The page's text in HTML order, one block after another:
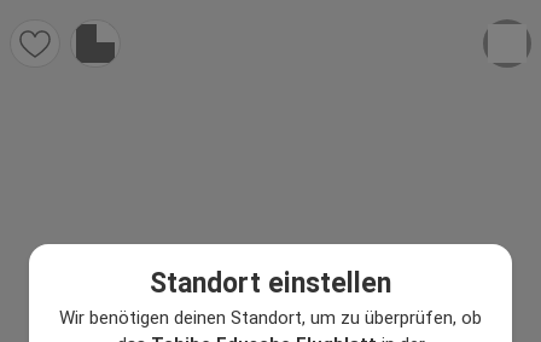
Standort einstellen
Wir benötigen deinen Standort, um zu überprüfen, ob